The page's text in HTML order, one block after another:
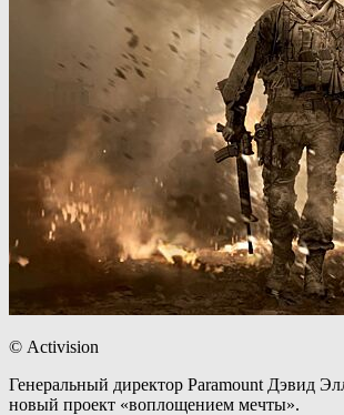
© Activision
Генеральный директор Paramount Дэвид
новый проект «воплощением мечты».